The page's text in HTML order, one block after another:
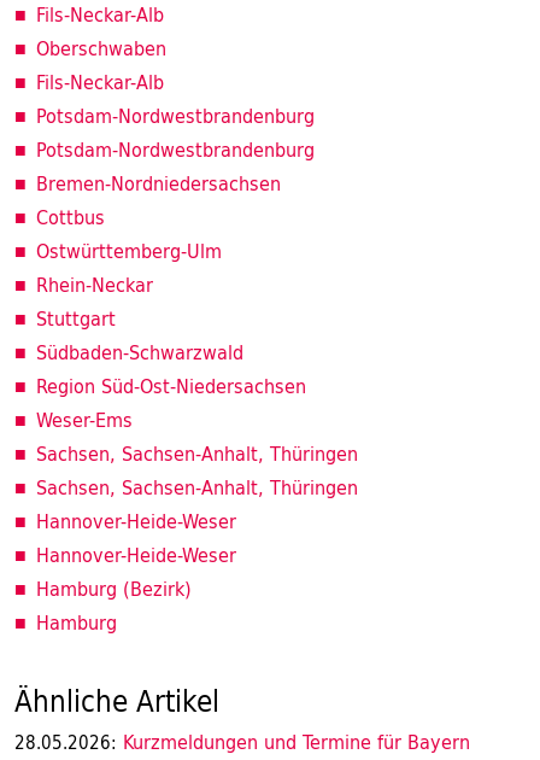
Fils-Neckar-Alb
Oberschwaben
Fils-Neckar-Alb
Potsdam-Nordwestbrandenburg
Potsdam-Nordwestbrandenburg
Bremen-Nordniedersachsen
Cottbus
Ostwürttemberg-Ulm
Rhein-Neckar
Stuttgart
Südbaden-Schwarzwald
Region Süd-Ost-Niedersachsen
Weser-Ems
Sachsen, Sachsen-Anhalt, Thüringen
Sachsen, Sachsen-Anhalt, Thüringen
Hannover-Heide-Weser
Hannover-Heide-Weser
Hamburg (Bezirk)
Hamburg
Ähnliche Artikel
28.05.2026: Kurzmeldungen und Termine für Bayern